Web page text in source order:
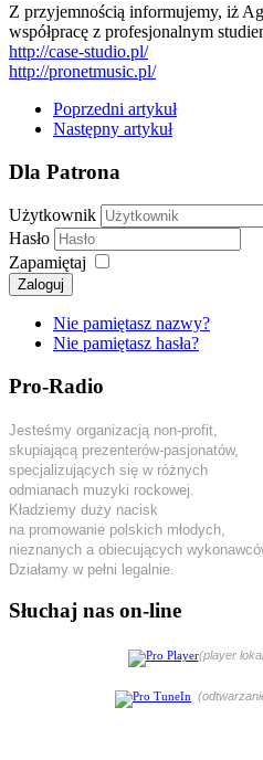
Z przyjemnością informujemy, iż
współpracę z profesjonalnym
http://case-studio.pl/
http://pronetmusic.pl/
Poprzedni artykuł
Następny artykuł
Dla Patrona
Użytkownik
Hasło
Zapamiętaj
Zaloguj
Nie pamiętasz nazwy?
Nie pamiętasz hasła?
Pro-Radio
Jesteśmy organizacją non-profit,
skupiającą prezenterów-pasjonatów,
specjalizujących się w różnych
odmianach muzyki rockowej.
Kładziemy duży nacisk
na promowanie polskich młodych,
nieznanych a obiecujących
Działamy w pełni legalnie.
Słuchaj nas on-line
(player